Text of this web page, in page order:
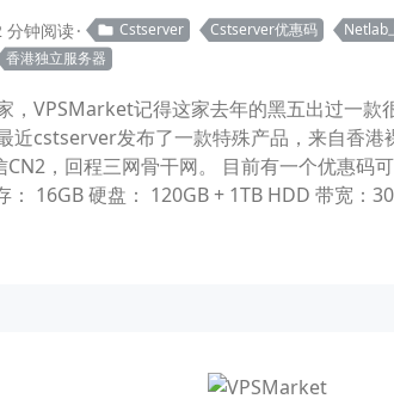
分钟阅读 Cstserver Cstserver优惠码 Netlab
香港独立服务器
，VPSMarket记得这家去年的黑五出过一款
cstserver发布了一款特殊产品，来自香港
，回程三网骨干网。 目前有一个优惠码
： 16GB 硬盘： 120GB + 1TB HDD 带宽：